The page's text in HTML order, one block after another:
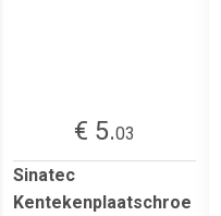
€ 5.03
Sinatec
Kentekenplaatschroe